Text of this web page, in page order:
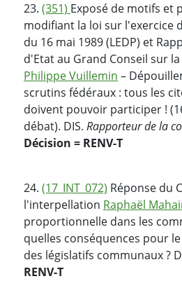
23. (351) Exposé de motifs et
modifiant la loi sur l'exercice
du 16 mai 1989 (LEDP) et
d'Etat au Grand Conseil sur
Philippe Vuillemin –
scrutins fédéraux : tous les
doivent pouvoir participer !
débat). DIS. Rapporteur de la
Décision = RENV-T
24. (17_INT_072) Réponse du
l'interpellation Raphaël
proportionnelle dans les
quelles conséquences pour
des législatifs communaux ?
RENV-T